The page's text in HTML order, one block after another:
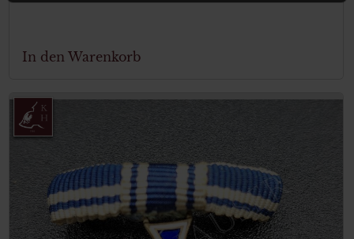
In den Warenkorb